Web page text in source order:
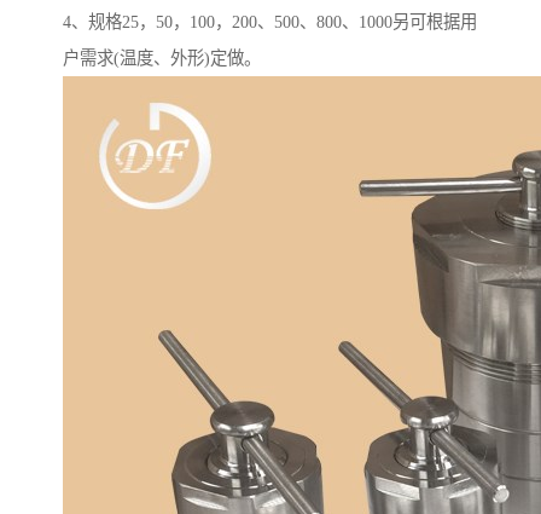
4、规格25，50，100，200、500、800、1000另可根据用
户需求(温度、外形)定做。